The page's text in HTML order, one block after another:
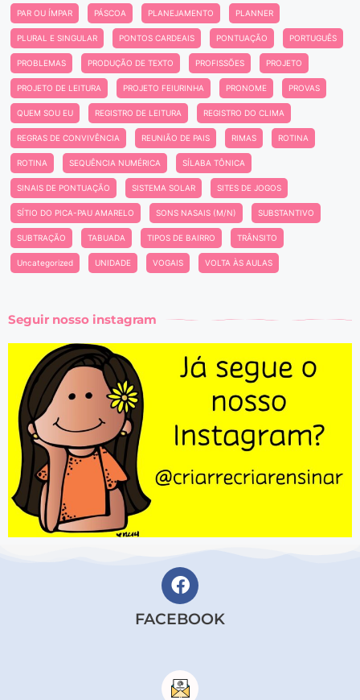
PAR OU ÍMPAR PÁSCOA PLANEJAMENTO PLANNER
PLURAL E SINGULAR PONTOS CARDEAIS PONTUAÇÃO PORTUGUÊS
PROBLEMAS PRODUÇÃO DE TEXTO PROFISSÕES PROJETO
PROJETO DE LEITURA PROJETO FEIURINHA PRONOME PROVAS
QUEM SOU EU REGISTRO DE LEITURA REGISTRO DO CLIMA
REGRAS DE CONVIVÊNCIA REUNIÃO DE PAIS RIMAS ROTINA
ROTINA SEQUÊNCIA NUMÉRICA SÍLABA TÔNICA
SINAIS DE PONTUAÇÃO SISTEMA SOLAR SITES DE JOGOS
SÍTIO DO PICA-PAU AMARELO SONS NASAIS (M/N) SUBSTANTIVO
SUBTRAÇÃO TABUADA TIPOS DE BAIRRO TRÂNSITO
Uncategorized UNIDADE VOGAIS VOLTA ÀS AULAS
Seguir nosso instagram
FACEBOOK